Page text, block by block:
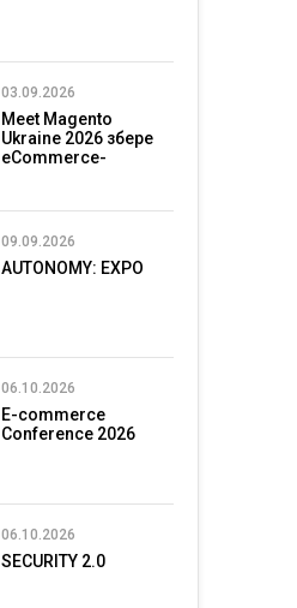
03.09.2026
Meet Magento
Ukraine 2026 збере
eCommerce-
09.09.2026
AUTONOMY: EXPO
06.10.2026
E-commerce
Conference 2026
06.10.2026
SECURITY 2.0